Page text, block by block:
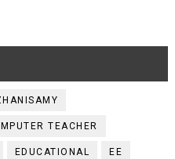
TEACHER
EDUCATIONAL EE